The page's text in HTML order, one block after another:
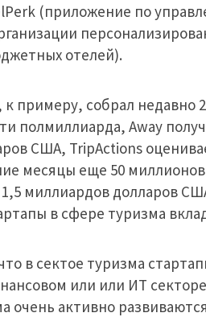
(приложение по
отелей).
к примеру, собрал
полмиллиарда, Away
США, TripActions
месяцы еще 50
миллиардов долларов
в сфере туризма
в сектое туризма
или или ИТ
очень активно